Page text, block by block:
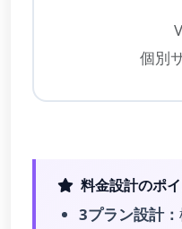
個別
料金設計のポ
3プラン設計：